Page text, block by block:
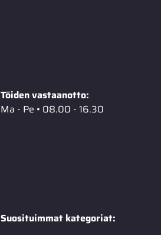
Töiden vastaanotto:
Ma - Pe • 08.00 - 16.30
Suosituimmat kategoriat: